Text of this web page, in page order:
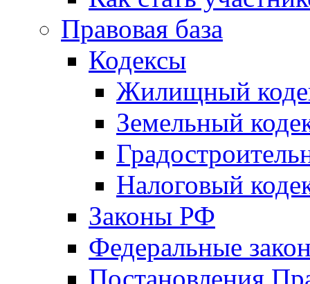
Правовая база
Кодексы
Жилищный
Земельный
Налоговый
Законы РФ
Федеральные